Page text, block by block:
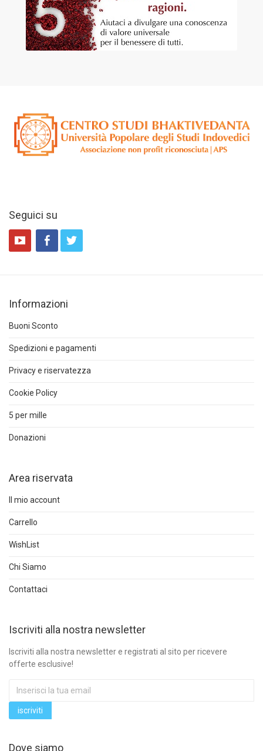
Seguici su
Informazioni
Buoni Sconto
Spedizioni e pagamenti
Privacy e riservatezza
Cookie Policy
5 per mille
Donazioni
Area riservata
Il mio account
Carrello
WishList
Chi Siamo
Contattaci
Iscriviti alla nostra newsletter
Iscriviti alla nostra newsletter e registrati al sito per ricevere
offerte esclusive!
Dove siamo